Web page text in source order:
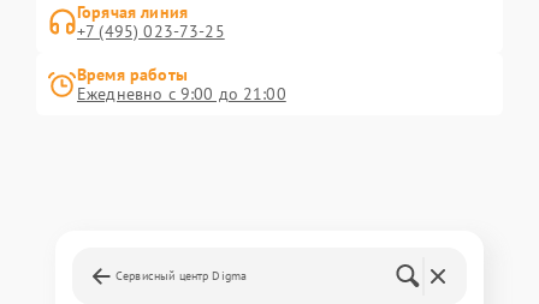
Горячая линия
+7 (495) 023-73-25
Время работы
Ежедневно с 9:00 до 21:00
Сервисный центр Digma